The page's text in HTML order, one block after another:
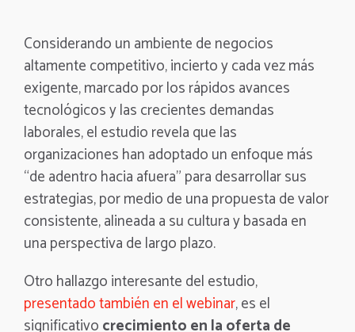
Considerando un ambiente de negocios
altamente competitivo, incierto y cada vez más
exigente, marcado por los rápidos avances
tecnológicos y las crecientes demandas
laborales, el estudio revela que las
organizaciones han adoptado un enfoque más
“de adentro hacia afuera” para desarrollar sus
estrategias, por medio de una propuesta de valor
consistente, alineada a su cultura y basada en
una perspectiva de largo plazo.
Otro hallazgo interesante del estudio,
presentado también en el webinar, es el
significativocrecimiento en la oferta de